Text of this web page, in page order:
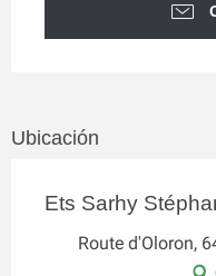
Ubicación
Ets Sarhy
Route d'Oloron,